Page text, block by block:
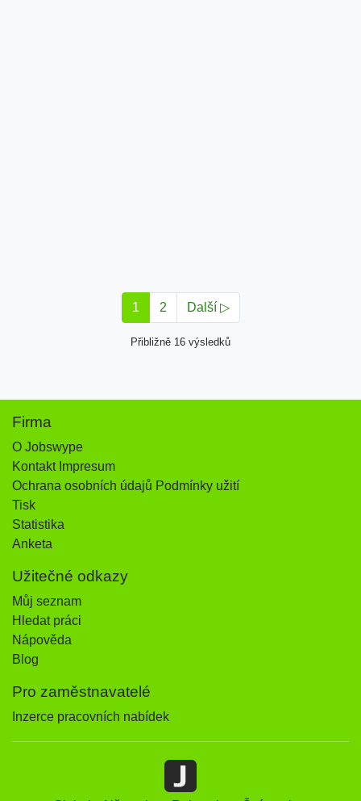
1 2 Další ▷
Přibližně 16 výsledků
Firma
O Jobswype
Kontakt Impresum
Ochrana osobních údajů Podmínky užití
Tisk
Statistika
Anketa
Užitečné odkazy
Můj seznam
Hledat práci
Nápověda
Blog
Pro zaměstnavatelé
Inzerce pracovních nabídek